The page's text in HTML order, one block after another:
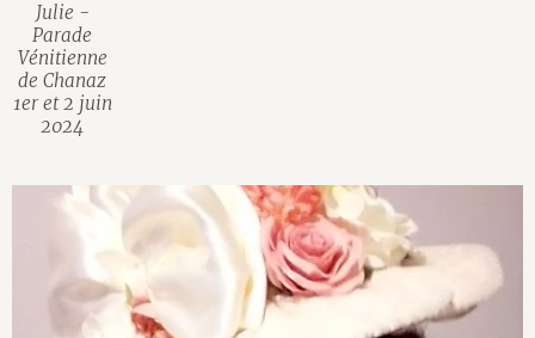
Julie -
Parade
Vénitienne
de Chanaz
1er et 2 juin
2024